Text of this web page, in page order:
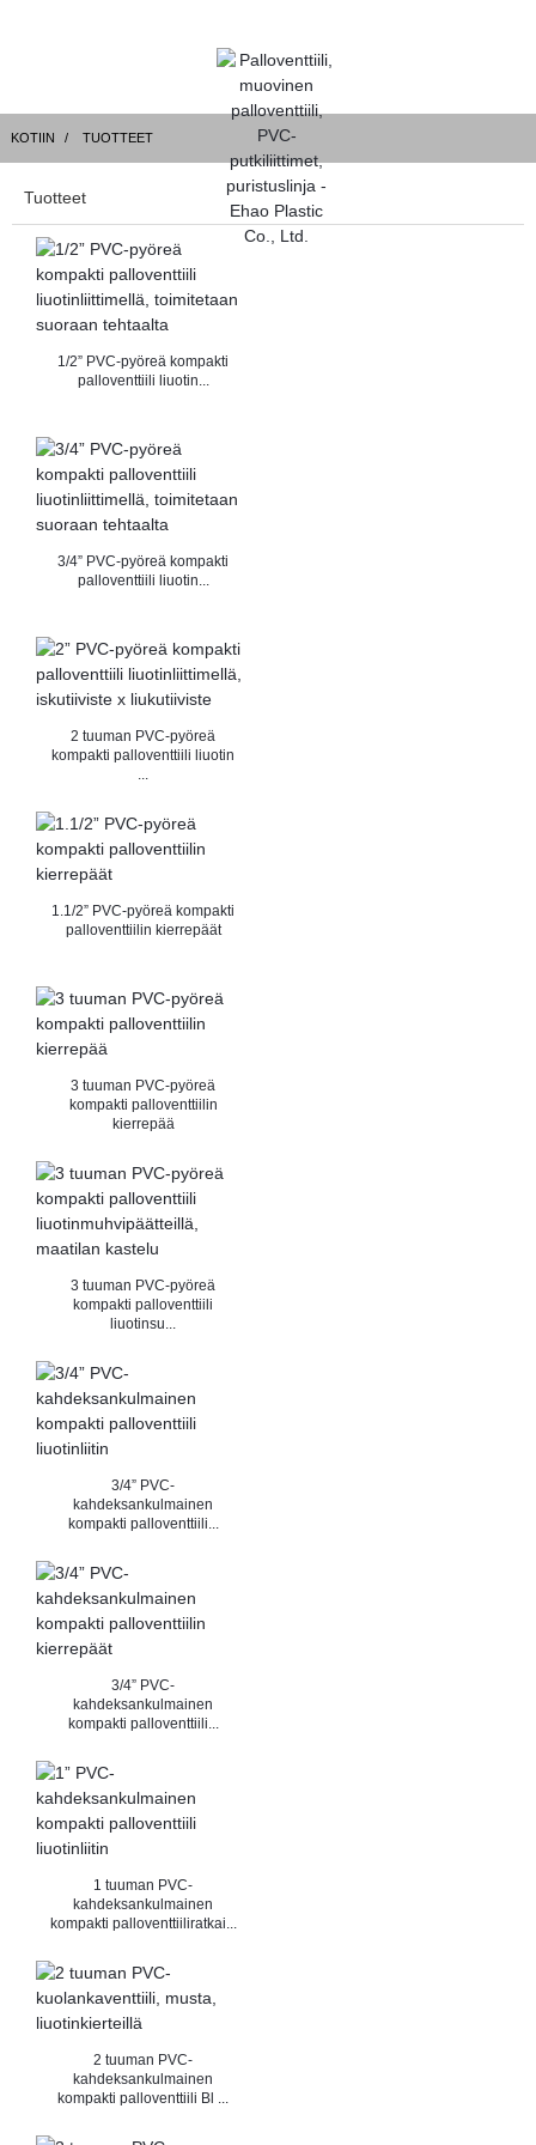
KOTIIN TUOTTEET
Tuotteet
1/2” PVC-pyöreä kompakti
palloventtiili liuotin...
3/4” PVC-pyöreä kompakti
palloventtiili liuotin...
2 tuuman PVC-pyöreä
kompakti palloventtiili liuotin
...
1.1/2” PVC-pyöreä kompakti
palloventtiilin kierrepäät
3 tuuman PVC-pyöreä
kompakti palloventtiilin
kierrepää
3 tuuman PVC-pyöreä
kompakti palloventtiili
liuotinsu...
3/4” PVC-
kahdeksankulmainen
kompakti palloventtiili...
3/4” PVC-
kahdeksankulmainen
kompakti palloventtiili...
1 tuuman PVC-
kahdeksankulmainen
kompakti palloventtiiliratkai...
2 tuuman PVC-
kahdeksankulmainen
kompakti palloventtiili Bl ...